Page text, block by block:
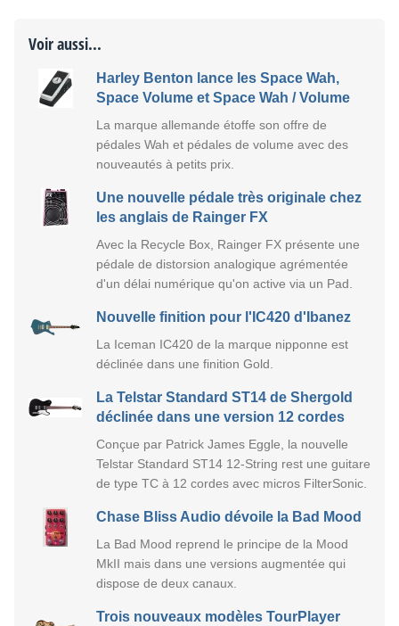
Voir aussi...
Harley Benton lance les Space Wah,
Space Volume et Space Wah / Volume
La marque allemande étoffe son offre de
pédales Wah et pédales de volume avec des
nouveautés à petits prix.
Une nouvelle pédale très originale chez
les anglais de Rainger FX
Avec la Recycle Box, Rainger FX présente une
pédale de distorsion analogique agrémentée
d'un délai numérique qu'on active via un Pad.
Nouvelle finition pour l'IC420 d'Ibanez
La Iceman IC420 de la marque nipponne est
déclinée dans une finition Gold.
La Telstar Standard ST14 de Shergold
déclinée dans une version 12 cordes
Conçue par Patrick James Eggle, la nouvelle
Telstar Standard ST14 12-String rest une guitare
de type TC à 12 cordes avec micros FilterSonic.
Chase Bliss Audio dévoile la Bad Mood
La Bad Mood reprend le principe de la Mood
MkII mais dans une versions augmentée qui
dispose de deux canaux.
Trois nouveaux modèles TourPlayer